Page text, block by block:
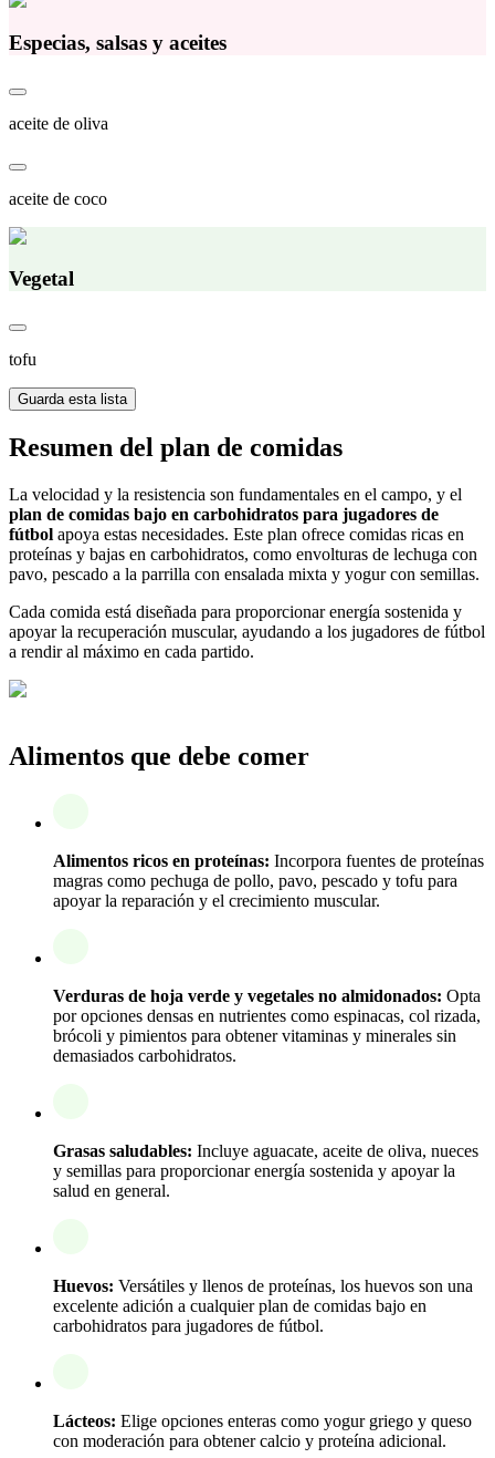
Especias, salsas y aceites
aceite de oliva
aceite de coco
Vegetal
tofu
Guarda esta lista
Resumen del plan de comidas
La velocidad y la resistencia son fundamentales en el campo, y el
plan de comidas bajo en carbohidratos para jugadores de
fútbol apoya estas necesidades. Este plan ofrece comidas ricas en
proteínas y bajas en carbohidratos, como envolturas de lechuga con
pavo, pescado a la parrilla con ensalada mixta y yogur con semillas.
Cada comida está diseñada para proporcionar energía sostenida y
apoyar la recuperación muscular, ayudando a los jugadores de fútbol
a rendir al máximo en cada partido.
Alimentos que debe comer
Alimentos ricos en proteínas: Incorpora fuentes de proteínas
magras como pechuga de pollo, pavo, pescado y tofu para
apoyar la reparación y el crecimiento muscular.
Verduras de hoja verde y vegetales no almidonados: Opta
por opciones densas en nutrientes como espinacas, col rizada,
brócoli y pimientos para obtener vitaminas y minerales sin
demasiados carbohidratos.
Grasas saludables: Incluye aguacate, aceite de oliva, nueces
y semillas para proporcionar energía sostenida y apoyar la
salud en general.
Huevos: Versátiles y llenos de proteínas, los huevos son una
excelente adición a cualquier plan de comidas bajo en
carbohidratos para jugadores de fútbol.
Lácteos: Elige opciones enteras como yogur griego y queso
con moderación para obtener calcio y proteína adicional.